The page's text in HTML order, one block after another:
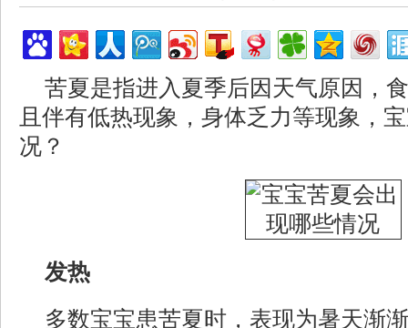
苦夏是指进入夏季后因天气原因，
且伴有低热现象，身体乏力等现象，
况？
发热
多数宝宝患苦夏时，表现为暑天渐